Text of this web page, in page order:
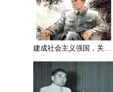
建成社会主义强国，关键在于实现科学技术现代化